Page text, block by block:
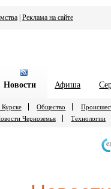
Реклама на сайте
Новости Афиша
Общество
Черноземья
Технологии